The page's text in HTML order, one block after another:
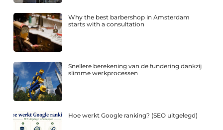
Why the best barbershop in Amsterdam
starts with a consultation
Snellere berekening van de fundering dankzij
slimme werkprocessen
Hoe werkt Google ranking? (SEO uitgelegd)